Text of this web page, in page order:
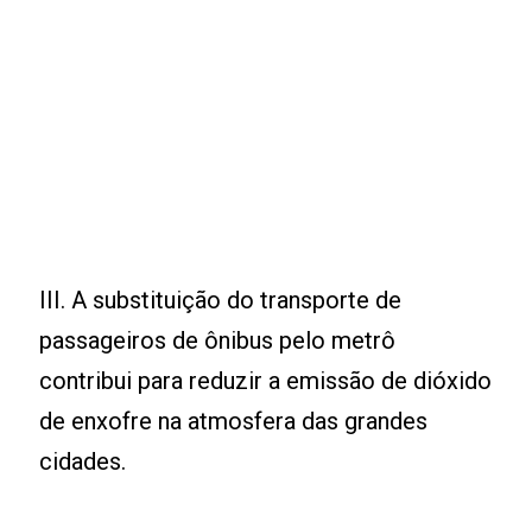
III. A substituição do transporte de
passageiros de ônibus pelo metrô
contribui para reduzir a emissão de dióxido
de enxofre na atmosfera das grandes
cidades.